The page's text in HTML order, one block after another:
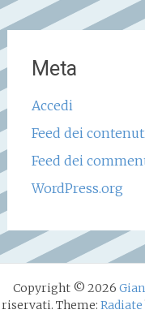
Meta
Accedi
Feed dei
Feed dei
WordPress.org
Copyright © 2026
riservati. Theme: Radiate